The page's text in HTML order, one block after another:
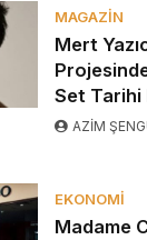
MAGAZIN
Mert
Set Tarihi
AZİM
EKONOMI
Madame